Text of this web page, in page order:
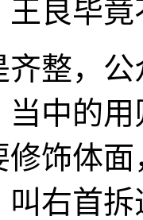
良毕
齐整，
当中的
饰体
右首